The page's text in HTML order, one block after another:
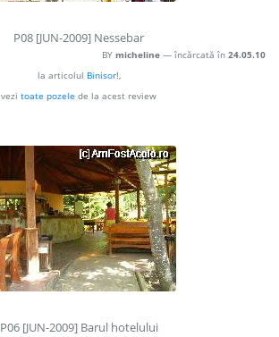
P08 [JUN-2009] Nessebar
BY micheline — încărcată în 24.05.10
la articolul Binisor!,
vezi toate pozele de la acest review
P06 [JUN-2009] Barul hotelului